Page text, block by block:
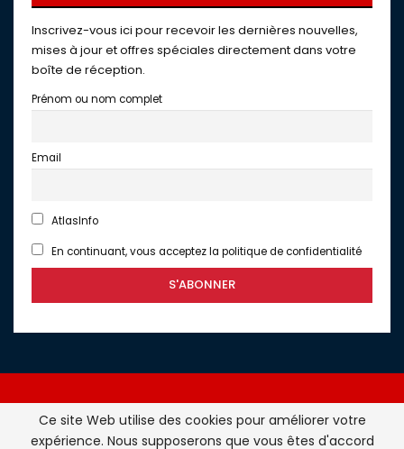
Inscrivez-vous ici pour recevoir les dernières nouvelles,
mises à jour et offres spéciales directement dans votre
boîte de réception.
Prénom ou nom complet
Email
AtlasInfo
En continuant, vous acceptez la politique de confidentialité
Ce site Web utilise des cookies pour améliorer votre
expérience. Nous supposerons que vous êtes d'accord